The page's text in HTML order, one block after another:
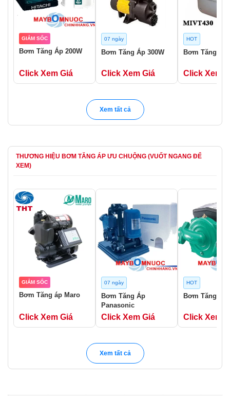
GIẢM SỐC
Bơm Tăng Áp 200W
Click Xem Giá
07 ngày
Bơm Tăng Áp 300W
Click Xem Giá
HOT
Bơm Tăng Áp
Click Xem
Xem tất cả
THƯƠNG HIỆU BƠM TĂNG ÁP ƯU CHUỘNG (VUỐT NGANG ĐỂ
XEM)
GIẢM SỐC
Bơm Tăng áp Maro
Click Xem Giá
07 ngày
Bơm Tăng Áp
Panasonic
Click Xem Giá
HOT
Bơm Tăng Áp
Click Xem
Xem tất cả